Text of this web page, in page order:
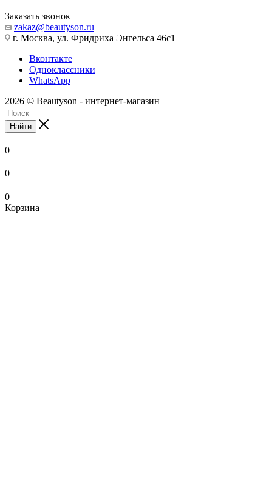
Заказать звонок
zakaz@beautyson.ru
г. Москва, ул. Фридриха Энгельса 46с1
Вконтакте
Одноклассники
WhatsApp
2026 © Beautyson - интернет-магазин
Найти
0
0
0
Корзина